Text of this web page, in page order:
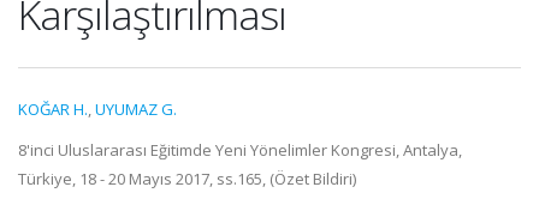
Karşılaştırılması
KOĞAR H.,UYUMAZ G.
8'inci Uluslararası Eğitimde Yeni Yönelimler Kongresi, Antalya,
Türkiye, 18 - 20 Mayıs 2017, ss.165, (Özet Bildiri)